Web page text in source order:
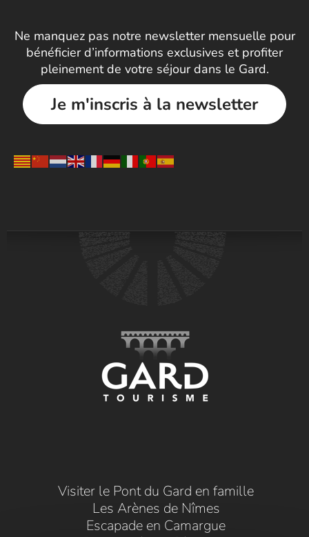
Ne manquez pas notre newsletter mensuelle pour
bénéficier d’informations exclusives et profiter
pleinement de votre séjour dans le Gard.
Je m'inscris à la newsletter
Visiter le Pont du Gard en famille
Les Arènes de Nîmes
Escapade en Camargue